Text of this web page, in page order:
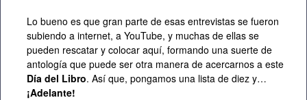
Lo bueno es que gran parte de esas entrevistas se fueron
subiendo a internet, a YouTube, y muchas de ellas se
pueden rescatar y colocar aquí, formando una suerte de
antología que puede ser otra manera de acercarnos a este
Día del Libro. Así que, pongamos una lista de diez y…
¡Adelante!